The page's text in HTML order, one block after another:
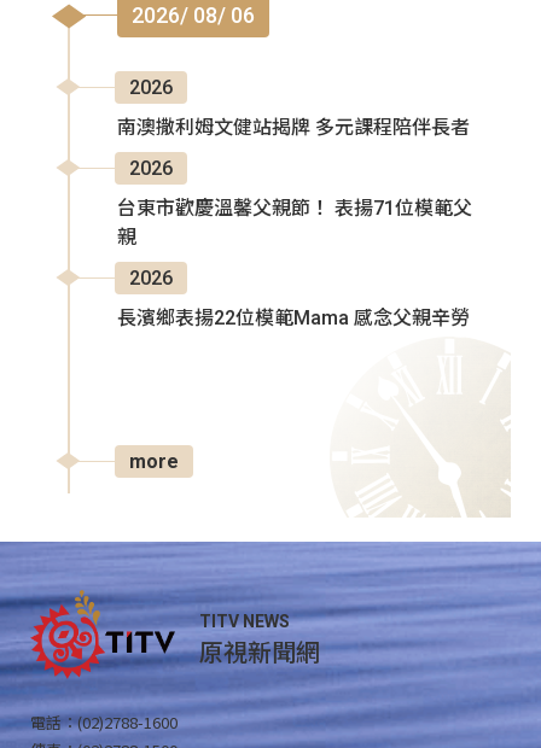
2026/ 08/ 06
2026
南澳撒利姆文健站揭牌 多元課程陪伴長者
2026
台東市歡慶溫馨父親節！ 表揚71位模範父
親
2026
長濱鄉表揚22位模範Mama 感念父親辛勞
more
TITV NEWS
原視新聞網
電話：(02)2788-1600